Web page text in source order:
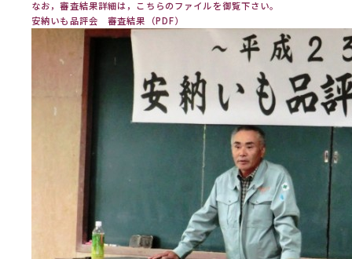
なお，審査結果詳細は，こちらのファイルを御覧下さい。
安納いも品評会 審査結果（PDF）